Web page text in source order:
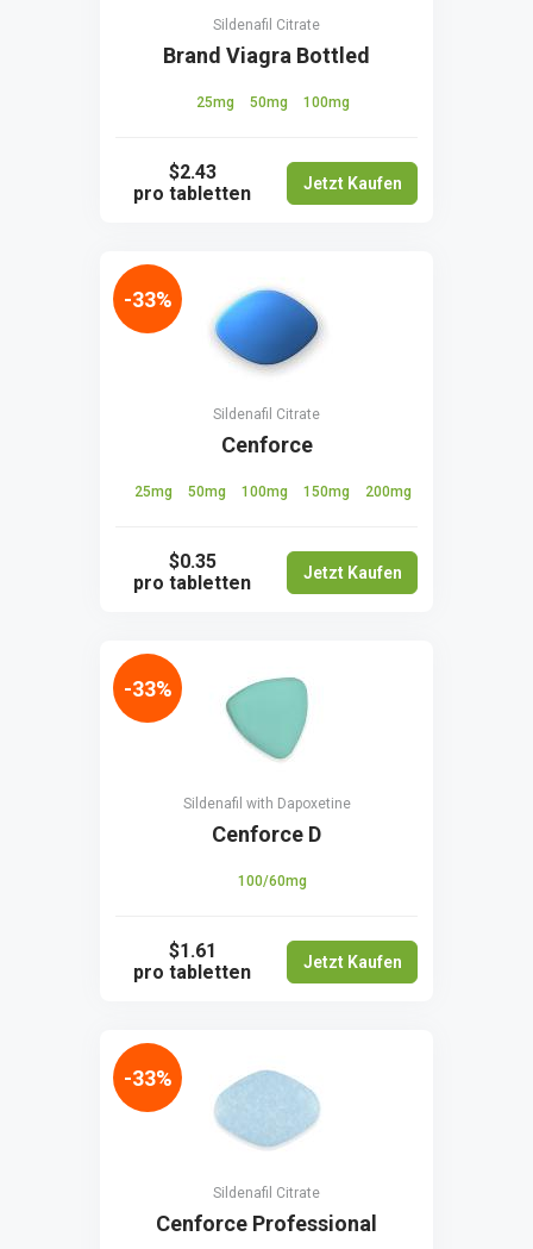
Sildenafil Citrate
Brand Viagra Bottled
25mg 50mg 100mg
$2.43
pro tabletten
Jetzt Kaufen
Sildenafil Citrate
Cenforce
25mg 50mg 100mg 150mg 200mg
$0.35
pro tabletten
Jetzt Kaufen
-33%
Sildenafil with Dapoxetine
Cenforce D
100/60mg
$1.61
pro tabletten
Jetzt Kaufen
-33%
Sildenafil Citrate
Cenforce Professional
-33%